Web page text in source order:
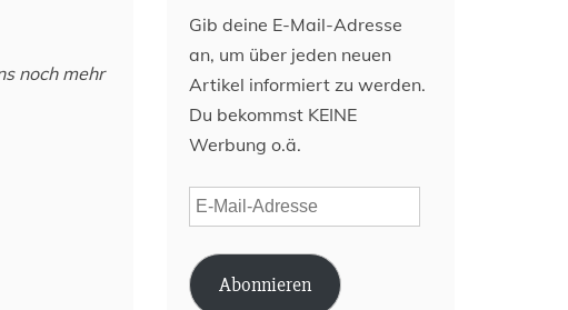
noch mehr
Gib deine E-Mail-Adresse
an, um über jeden neuen
Artikel informiert zu werden.
Du bekommst KEINE
Werbung o.ä.
E-
Mail-
Adresse
Abonnieren